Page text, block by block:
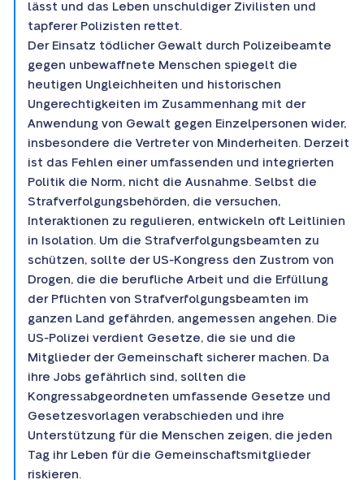
lässt und das Leben unschuldiger Zivilisten und
tapferer Polizisten rettet.
Der Einsatz tödlicher Gewalt durch Polizeibeamte
gegen unbewaffnete Menschen spiegelt die
heutigen Ungleichheiten und historischen
Ungerechtigkeiten im Zusammenhang mit der
Anwendung von Gewalt gegen Einzelpersonen wider,
insbesondere die Vertreter von Minderheiten. Derzeit
ist das Fehlen einer umfassenden und integrierten
Politik die Norm, nicht die Ausnahme. Selbst die
Strafverfolgungsbehörden, die versuchen,
Interaktionen zu regulieren, entwickeln oft Leitlinien
in Isolation. Um die Strafverfolgungsbeamten zu
schützen, sollte der US-Kongress den Zustrom von
Drogen, die die berufliche Arbeit und die Erfüllung
der Pflichten von Strafverfolgungsbeamten im
ganzen Land gefährden, angemessen angehen. Die
US-Polizei verdient Gesetze, die sie und die
Mitglieder der Gemeinschaft sicherer machen. Da
ihre Jobs gefährlich sind, sollten die
Kongressabgeordneten umfassende Gesetze und
Gesetzesvorlagen verabschieden und ihre
Unterstützung für die Menschen zeigen, die jeden
Tag ihr Leben für die Gemeinschaftsmitglieder
riskieren.